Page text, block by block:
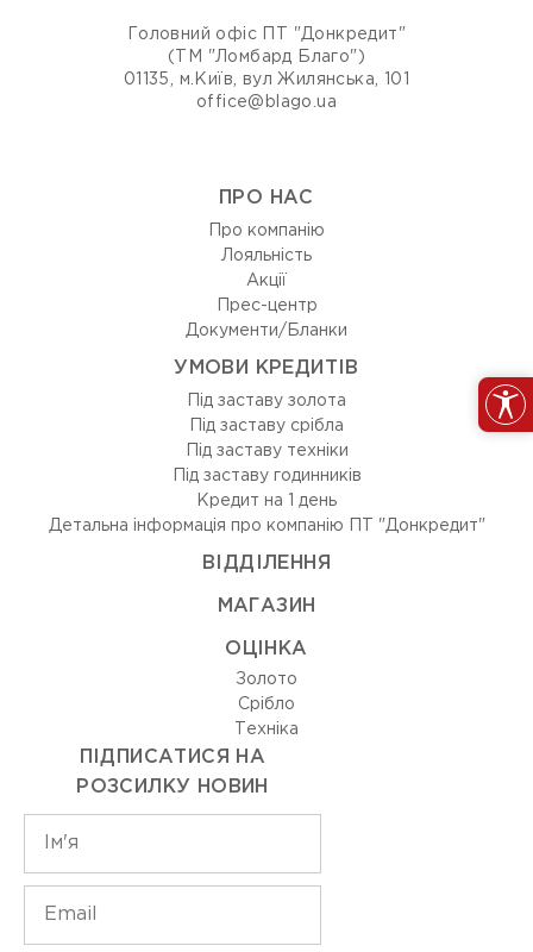
Головний офіс ПТ "Донкредит"
(ТМ "Ломбард Благо")
01135, м.Київ, вул Жилянська, 101
office@blago.ua
ПРО НАС
Про компанію
Лояльність
Акції
Прес-центр
Документи/Бланки
УМОВИ КРЕДИТІВ
Під заставу золота
Під заставу срібла
Під заставу техніки
Під заставу годинників
Кредит на 1 день
Детальна інформація про компанію ПТ "Донкредит"
ВIДДIЛЕННЯ
МАГАЗИН
ОЦIНКА
Золото
Срiбло
Технiка
ПІДПИСАТИСЯ НА
РОЗСИЛКУ НОВИН